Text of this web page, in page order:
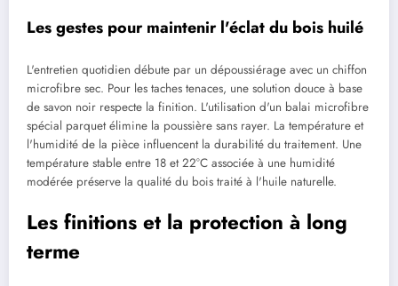
Les gestes pour maintenir l'éclat du bois huilé
L'entretien quotidien débute par un dépoussiérage avec un chiffon
microfibre sec. Pour les taches tenaces, une solution douce à base
de savon noir respecte la finition. L'utilisation d'un balai microfibre
spécial parquet élimine la poussière sans rayer. La température et
l'humidité de la pièce influencent la durabilité du traitement. Une
température stable entre 18 et 22°C associée à une humidité
modérée préserve la qualité du bois traité à l'huile naturelle.
Les finitions et la protection à long
terme